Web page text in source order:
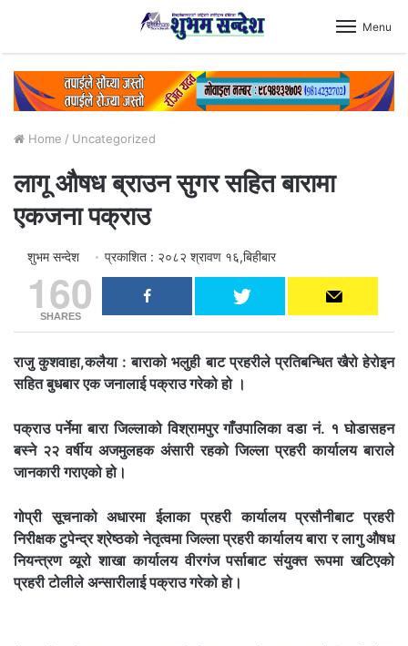
Menu
Home / Uncategorized
लागू औषध ब्राउन सुगर सहित बारामा
एकजना पक्राउ
शुभम सन्देश प्रकाशित : २०८२ श्रावण १६,बिहीबार
160
SHARES
राजु कुशवाहा,कलैया : बाराको भलुही बाट प्रहरीले प्रतिबन्धित खैरो हेरोइन
सहित बुधबार एक जनालाई पक्राउ गरेको हो ।
पक्राउ पर्नेमा बारा जिल्लाको विश्रामपुर गाँउपालिका वडा नं. १ घोडासहन
बस्ने २२ वर्षीय अजमुलहक अंसारी रहको जिल्ला प्रहरी कार्यालय बाराले
जानकारी गराएको हो।
गोप्री सूचनाको अधारमा ईलाका प्रहरी कार्यालय प्रसौनीबाट प्रहरी
निरीक्षक टुपेन्द्र श्रेष्ठको नेतृत्वमा जिल्ला प्रहरी कार्यालय बारा र लागु औषध
नियन्त्रण व्यूरो शाखा कार्यालय वीरगंज पर्साबाट संयुक्त रूपमा खटिएको
प्रहरी टोलीले अन्सारीलाई पक्राउ गरेको हो।